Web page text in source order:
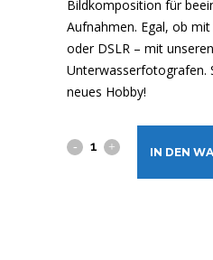
Bildkomposition für
Aufnahmen. Egal, ob
oder DSLR – mit
Unterwasserfotografen.
neues Hobby!
Unterwasserfotografie
Fundamentals
IN DEN